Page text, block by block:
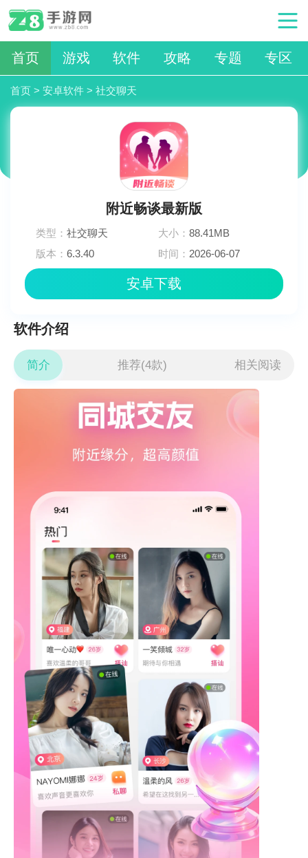
首页 游戏 软件 攻略 专题 专区
首页 > 安卓软件 > 社交聊天
附近畅谈最新版
类型：社交聊天 大小：88.41MB
版本：6.3.40 时间： 2026-06-07
安卓下载
软件介绍
简介 推荐(4款) 相关阅读